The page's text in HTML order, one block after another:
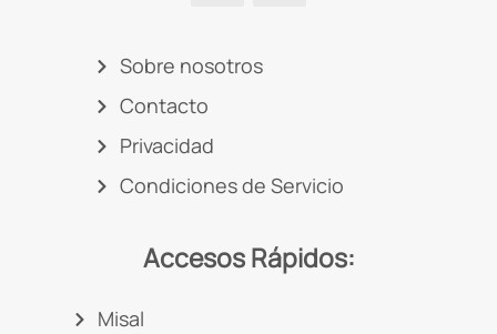
Sobre nosotros
Contacto
Privacidad
Condiciones de Servicio
Accesos Rápidos:
Misal